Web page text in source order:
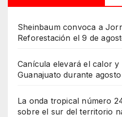
Sheinbaum convoca a
Reforestación el 9 de
Canícula elevará el calor
Guanajuato durante agosto
La onda tropical número
sobre el sur del territorio